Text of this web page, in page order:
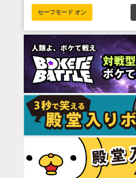
セーフモード オン